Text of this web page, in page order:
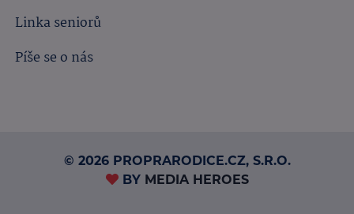
Linka seniorů
Píše se o nás
© 2026 PROPRARODICE.CZ, S.R.O.
BY MEDIA HEROES